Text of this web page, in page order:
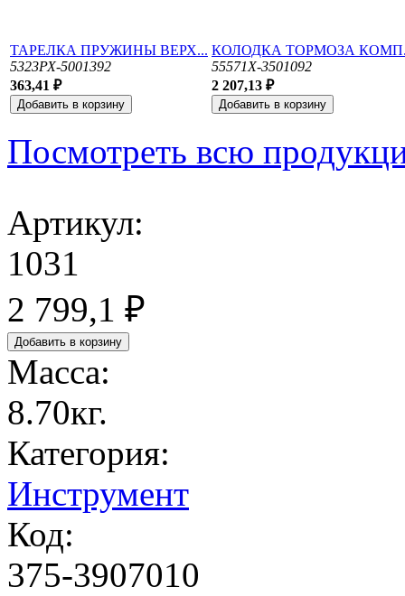
ТАРЕЛКА ПРУЖИНЫ ВЕРХ...
5323РХ-5001392
363,41 ₽
КОЛОДКА ТОРМОЗА
55571Х-3501092
2 207,13 ₽
Посмотреть всю
Артикул:
1031
2 799,1 ₽
Масса:
8.70кг.
Категория:
Инструмент
Код:
375-3907010